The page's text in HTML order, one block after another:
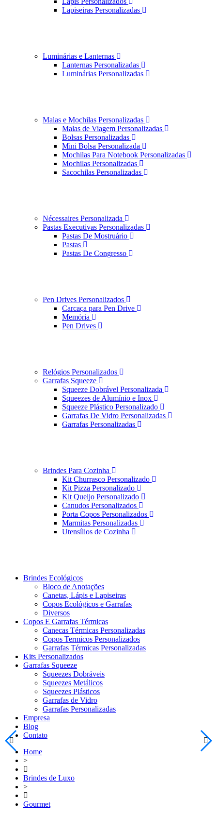
Lapiseiras Personalizadas
Luminárias e Lanternas
Lanternas Personalizadas
Luminárias Personalizadas
Malas e Mochilas Personalizadas
Malas de Viagem Personalizadas
Bolsas Personalizadas
Mini Bolsa Personalizada
Mochilas Para Notebook Personalizadas
Mochilas Personalizadas
Sacochilas Personalizadas
Nécessaires Personalizada
Pastas Executivas Personalizadas
Pastas De Mostruário
Pastas
Pastas De Congresso
Pen Drives Personalizados
Carcaça para Pen Drive
Memória
Pen Drives
Relógios Personalizados
Garrafas Squeeze
Squeeze Dobrável Personalizada
Squeezes de Alumínio e Inox
Squeeze Plástico Personalizado
Garrafas De Vidro Personalizadas
Garrafas Personalizadas
Brindes Para Cozinha
Kit Churrasco Personalizado
Kit Pizza Personalizado
Kit Queijo Personalizado
Canudos Personalizados
Porta Copos Personalizados
Marmitas Personalizadas
Utensílios de Cozinha
Brindes Ecológicos
Bloco de Anotações
Canetas, Lápis e Lapiseiras
Copos Ecológicos e Garrafas
Diversos
Copos E Garrafas Térmicas
Canecas Térmicas Personalizadas
Copos Termicos Personalizados
Garrafas Térmicas Personalizadas
Kits Personalizados
Garrafas Squeeze
Squeezes Dobráveis
Squeezes Metálicos
Squeezes Plásticos
Garrafas de Vidro
Garrafas Personalizadas
Empresa
Blog
Contato
Home
>
Brindes de Luxo
>
Gourmet